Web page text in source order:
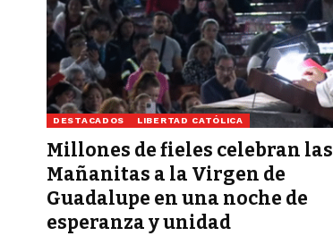
DESTACADOS LIBERTAD CATÓLICA
Millones de fieles celebran las
Mañanitas a la Virgen de
Guadalupe en una noche de
esperanza y unidad